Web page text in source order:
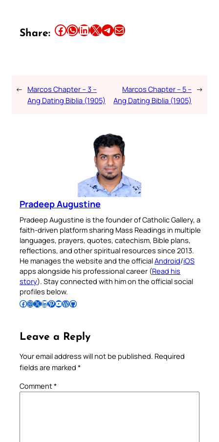
Share: Share this article on Facebook Share this article on WhatsApp Share this article on LinkedIn Share this article on X Share this article on TelegramEmail this Article
← Marcos Chapter – 3 –
Ang Dating Biblia (1905)
Marcos Chapter – 5 –
Ang Dating Biblia (1905)
→
Pradeep Augustine
Pradeep Augustine is the founder of Catholic Gallery, a
faith-driven platform sharing Mass Readings in multiple
languages, prayers, quotes, catechism, Bible plans,
reflections, and other spiritual resources since 2013.
He manages the website and the officialAndroid/iOS
apps alongside his professional career (Read his
story). Stay connected with him on the official social
profiles below.
Follow Pradeep on Facebook Follow Pradeep on InstagramFollow Pradeep on X Follow Pradeep on LinkedIn Follow Pradeep on Pinterest Subscribe to Pradeep’s Youtube Channel Follow Pradeep on WordPress Follow Pradeep on GitHub
Leave a Reply
Your email address will not be published. Required
fields are marked *
Comment*